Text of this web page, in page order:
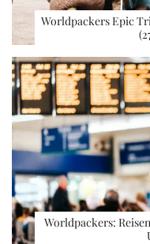
Worldpackers Epic
Worldpackers: